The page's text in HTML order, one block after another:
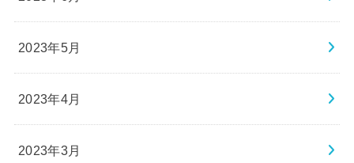
2023年5月
2023年4月
2023年3月